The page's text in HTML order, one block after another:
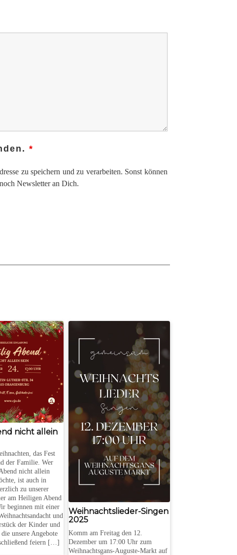
*
zu speichern und zu verarbeiten. Sonst können
Newsletter an Dich.
nicht allein
das Fest
der Familie. Wer
nicht allein
ist auch in
zu unserer
am Heiligen Abend
beginnen mit einer
und
der Kinder und
unsere Angebote
feiern […]
Weihnachtslieder-Singen
2025
Komm am Freitag den 12.
Dezember um 17:00 Uhr zum
Weihnachtsgans-Auguste-Markt auf